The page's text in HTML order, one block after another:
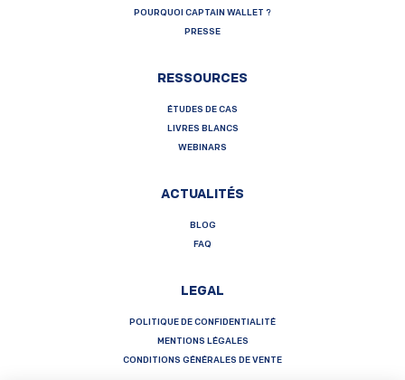
POURQUOI CAPTAIN WALLET ?
PRESSE
RESSOURCES
ÉTUDES DE CAS
LIVRES BLANCS
WEBINARS
ACTUALITÉS
BLOG
FAQ
LEGAL
POLITIQUE DE CONFIDENTIALITÉ
MENTIONS LÉGALES
CONDITIONS GÉNÉRALES DE VENTE